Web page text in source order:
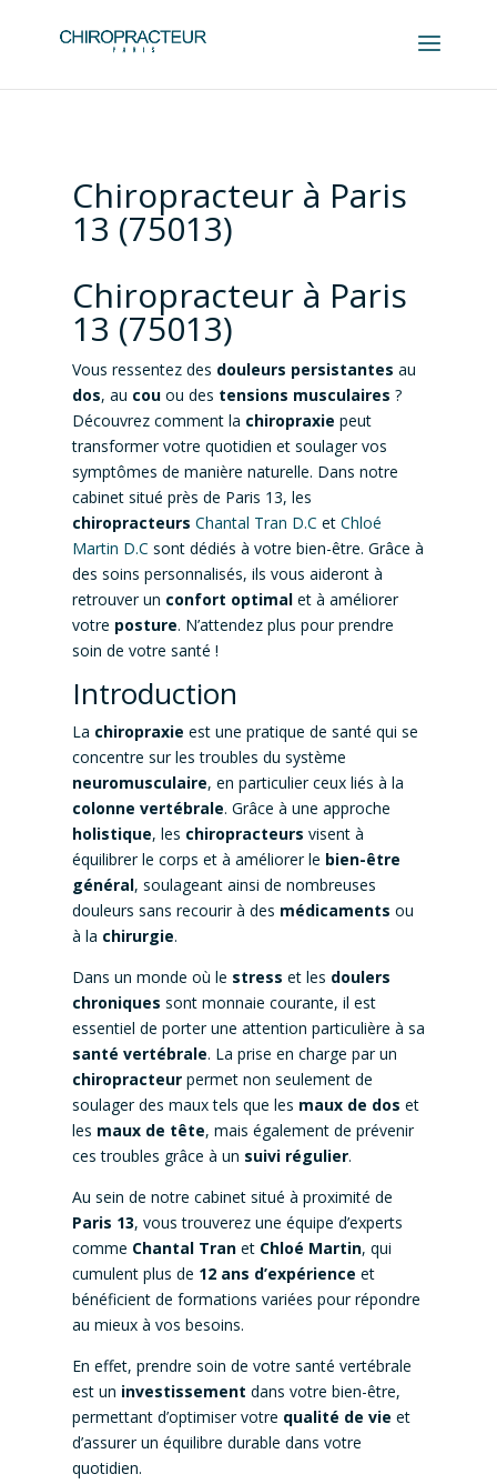
Chiropracteur à Paris
13 (75013)
Chiropracteur à Paris
13 (75013)
Vous ressentez des douleurs persistantes au
dos, au couou des tensions musculaires ?
Découvrez comment la chiropraxie peut
transformer votre quotidien et soulager vos
symptômes de manière naturelle. Dans notre
cabinet situé près de Paris 13, les
chiropracteurs Chantal Tran D.C et Chloé
Martin D.C sont dédiés à votre bien-être. Grâce à
des soins personnalisés, ils vous aideront à
retrouver un confort optimalet à améliorer
votre posture. N’attendez plus pour prendre
soin de votre santé !
Introduction
La chiropraxie est une pratique de santé qui se
concentre sur les troubles du système
neuromusculaire, en particulier ceux liés à la
colonne vertébrale. Grâce à une approche
holistique, les chiropracteurs visent à
équilibrer le corps et à améliorer le bien-être
général, soulageant ainsi de nombreuses
douleurs sans recourir à des médicaments ou
à la chirurgie.
Dans un monde où le stress et les doulers
chroniques sont monnaie courante, il est
essentiel de porter une attention particulière à sa
santé vertébrale. La prise en charge par un
chiropracteurpermet non seulement de
soulager des maux tels que les maux de dos et
les maux de tête, mais également de prévenir
ces troubles grâce à un suivi régulier.
Au sein de notre cabinet situé à proximité de
Paris 13, vous trouverez une équipe d’experts
comme Chantal Tranet Chloé Martin, qui
cumulent plus de 12 ans d’expérience et
bénéficient de formations variées pour répondre
au mieux à vos besoins.
En effet, prendre soin de votre santé vertébrale
est un investissement dans votre bien-être,
permettant d’optimiser votre qualité de vie et
d’assurer un équilibre durable dans votre
quotidien.